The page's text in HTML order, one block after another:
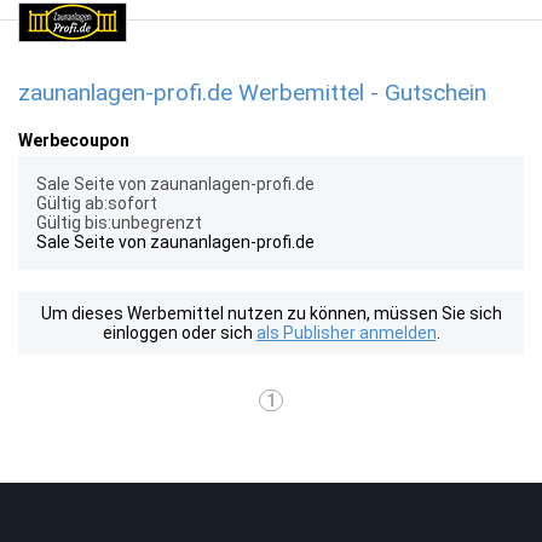
zaunanlagen-profi.de Werbemittel - Gutschein
Werbecoupon
Sale Seite von zaunanlagen-profi.de
Gültig ab:sofort
Gültig bis:unbegrenzt
Sale Seite von zaunanlagen-profi.de
Um dieses Werbemittel nutzen zu können, müssen Sie sich
einloggen oder sich als Publisher anmelden
1